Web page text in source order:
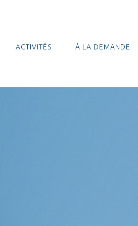
ACTIVITÉS À LA DEMANDE